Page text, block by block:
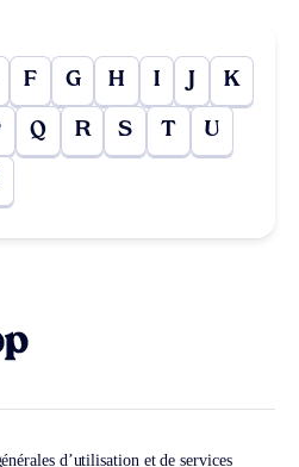
F G H I J K
Q R S T U
d’utilisation et de services